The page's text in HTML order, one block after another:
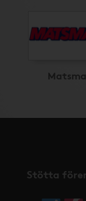
Stötta